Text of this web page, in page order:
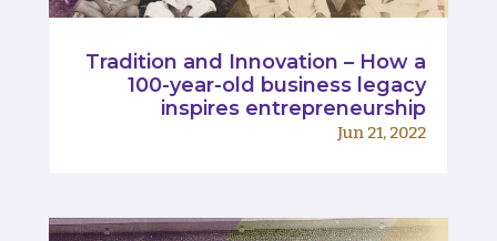
Tradition and Innovation – How a
100-year-old business legacy
inspires entrepreneurship
Jun 21, 2022